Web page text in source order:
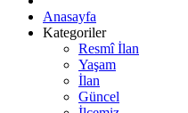
Anasayfa
Kategoriler
Resmî İlan
Yaşam
İlan
Güncel